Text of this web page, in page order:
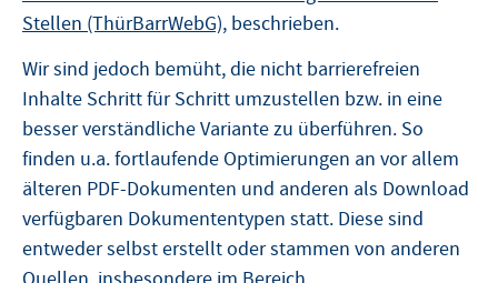
Stellen (ThürBarrWebG), beschrieben.
Wir sind jedoch bemüht, die nicht barrierefreien
Inhalte Schritt für Schritt umzustellen bzw. in eine
besser verständliche Variante zu überführen. So
finden u.a. fortlaufende Optimierungen an vor allem
älteren PDF-Dokumenten und anderen als Download
verfügbaren Dokumententypen statt. Diese sind
entweder selbst erstellt oder stammen von anderen